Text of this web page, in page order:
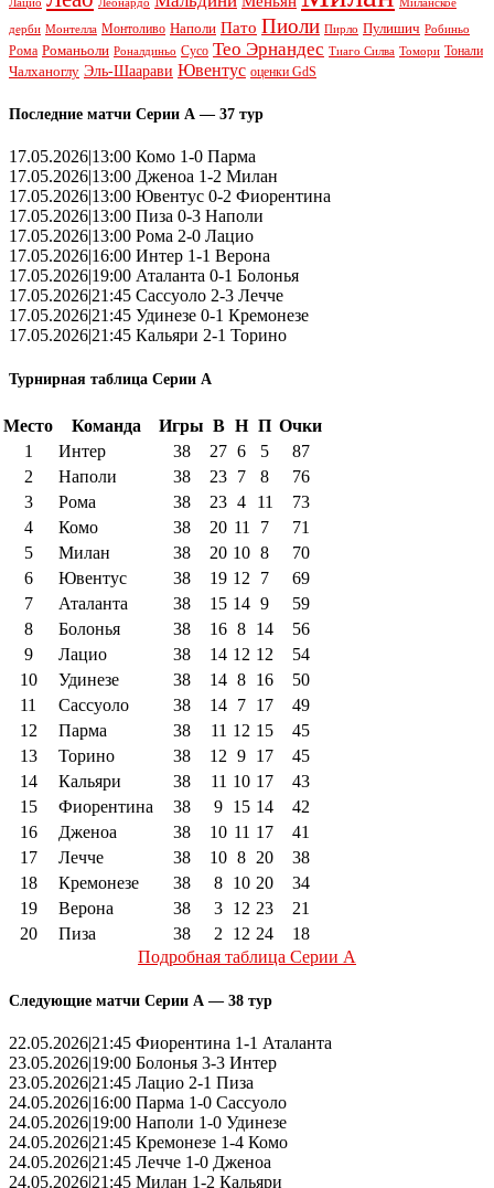
дерби Монтелла Монтоливо Наполи Пато Пиоли Пирло Пулишич Робиньо
Рома Романьоли Роналдиньо Сусо Тео Эрнандес Тиаго Силва Томори Тонали
Чалханоглу Эль-Шаарави Ювентус оценки GdS
Последние матчи Серии А — 37 тур
17.05.2026|13:00 Комо 1-0 Парма
17.05.2026|13:00 Дженоа 1-2 Милан
17.05.2026|13:00 Ювентус 0-2 Фиорентина
17.05.2026|13:00 Пиза 0-3 Наполи
17.05.2026|13:00 Рома 2-0 Лацио
17.05.2026|16:00 Интер 1-1 Верона
17.05.2026|19:00 Аталанта 0-1 Болонья
17.05.2026|21:45 Сассуоло 2-3 Лечче
17.05.2026|21:45 Удинезе 0-1 Кремонезе
17.05.2026|21:45 Кальяри 2-1 Торино
Турнирная таблица Серии А
Место Команда Игры В Н П Очки
1
Интер 38 27 6 5
87
2
Наполи 38 23 7 8
76
3
Рома 38 23 4 11
73
4
Комо 38 20 11 7
71
5
Милан 38 20 10 8
70
6
Ювентус 38 19 12 7
69
7
Аталанта 38 15 14 9
59
8
Болонья 38 16 8 14
56
9
Лацио 38 14 12 12
54
10
Удинезе 38 14 8 16
50
11
Сассуоло 38 14 7 17
49
12
Парма 38 11 12 15
45
13
Торино 38 12 9 17
45
14
Кальяри 38 11 10 17
43
15
Фиорентина 38 9 15 14
42
16
Дженоа 38 10 11 17
41
17
Лечче 38 10 8 20
38
18
Кремонезе 38 8 10 20
34
19
Верона 38 3 12 23
21
20
Пиза 38 2 12 24
18
Подробная таблица Серии А
Следующие матчи Серии А — 38 тур
22.05.2026|21:45 Фиорентина 1-1 Аталанта
23.05.2026|19:00 Болонья 3-3 Интер
23.05.2026|21:45 Лацио 2-1 Пиза
24.05.2026|16:00 Парма 1-0 Сассуоло
24.05.2026|19:00 Наполи 1-0 Удинезе
24.05.2026|21:45 Кремонезе 1-4 Комо
24.05.2026|21:45 Лечче 1-0 Дженоа
24.05.2026|21:45 Милан 1-2 Кальяри